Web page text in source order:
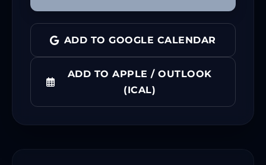
ADD TO GOOGLE CALENDAR
ADD TO APPLE / OUTLOOK
(ICAL)